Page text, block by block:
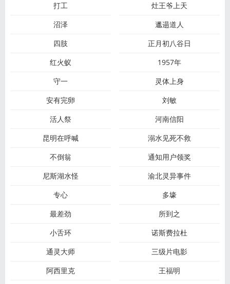
打工
灶王爷上天
沼泽
邋遢道人
四肢
正月初八谷日
红火蚁
1957年
守一
灵体上身
安有完卵
刘敏
活人祭
河南信阳
昆明在呼喊
溺水见死不救
不倒翁
通知用户领奖
尼斯湖水怪
渝北灵异事件
专心
多壕
最差劲
所到之
小舌环
诺斯费拉杜
通灵大师
三级片电影
阿西里克
王福明